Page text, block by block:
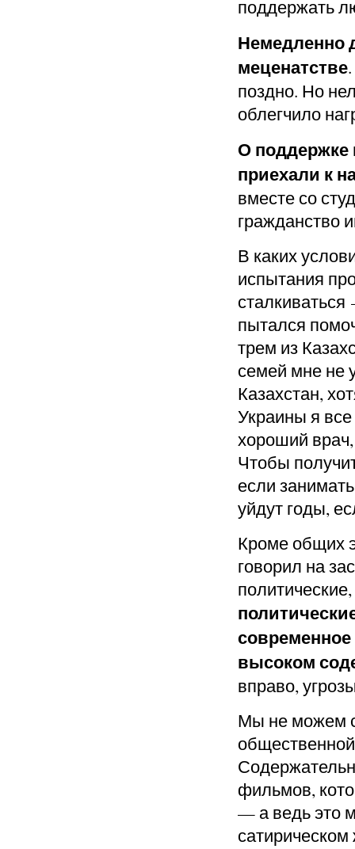
поддержать
Немедленно
меценатстве
поздно. Но
облегчило
О поддержке
приехали к
вместе со
гражданство
В каких
испытания
пытался
трем из
семей мне не
Казахстан,
Украины я
хороший
Чтобы
если
уйдут годы,
Кроме общих
говорил на
высоком
вправо,
Мы не можем
фильмов,
— а ведь это